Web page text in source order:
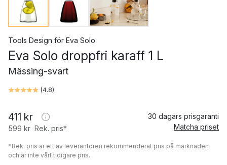
Tools Design för Eva Solo
Eva Solo droppfri karaff 1 L
Mässing-svart
(4.8)
411 kr
599 kr Rek. pris*
30 dagars prisgaranti
Matcha priset
*Rek. pris är ett av leverantören rekommenderat pris på marknaden
och är inte vårt tidigare pris.